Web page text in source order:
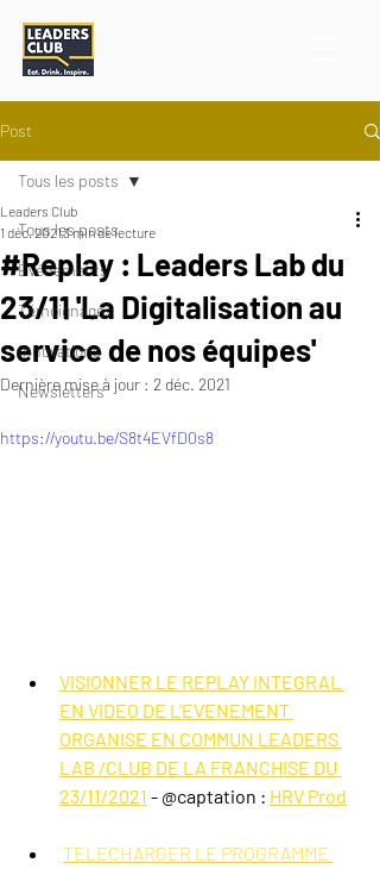
Post
Tous les posts
Événements
Témoignages
Innovations
Newsletters
Tous les posts
#Replay : Leaders Lab du
23/11 'La Digitalisation au
service de nos équipes'
Leaders Club
1 déc. 20213 min de lecture
Dernière mise à jour : 2 déc. 2021
https://youtu.be/S8t4EVfD0s8
VISIONNER LE REPLAY INTEGRAL
EN VIDEO DE L'EVENEMENT
ORGANISE EN COMMUN LEADERS
LAB /CLUB DE LA FRANCHISE DU
23/11/2021 - @captation : HRV Prod
TELECHARGER LE PROGRAMME